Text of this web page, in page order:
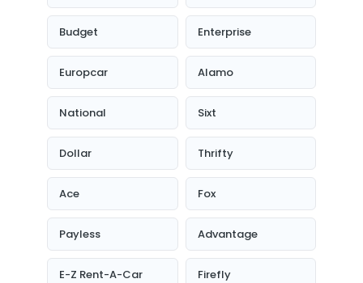
Budget Enterprise
Europcar Alamo
National Sixt
Dollar Thrifty
Ace Fox
Payless Advantage
E-Z Rent-A-Car Firefly